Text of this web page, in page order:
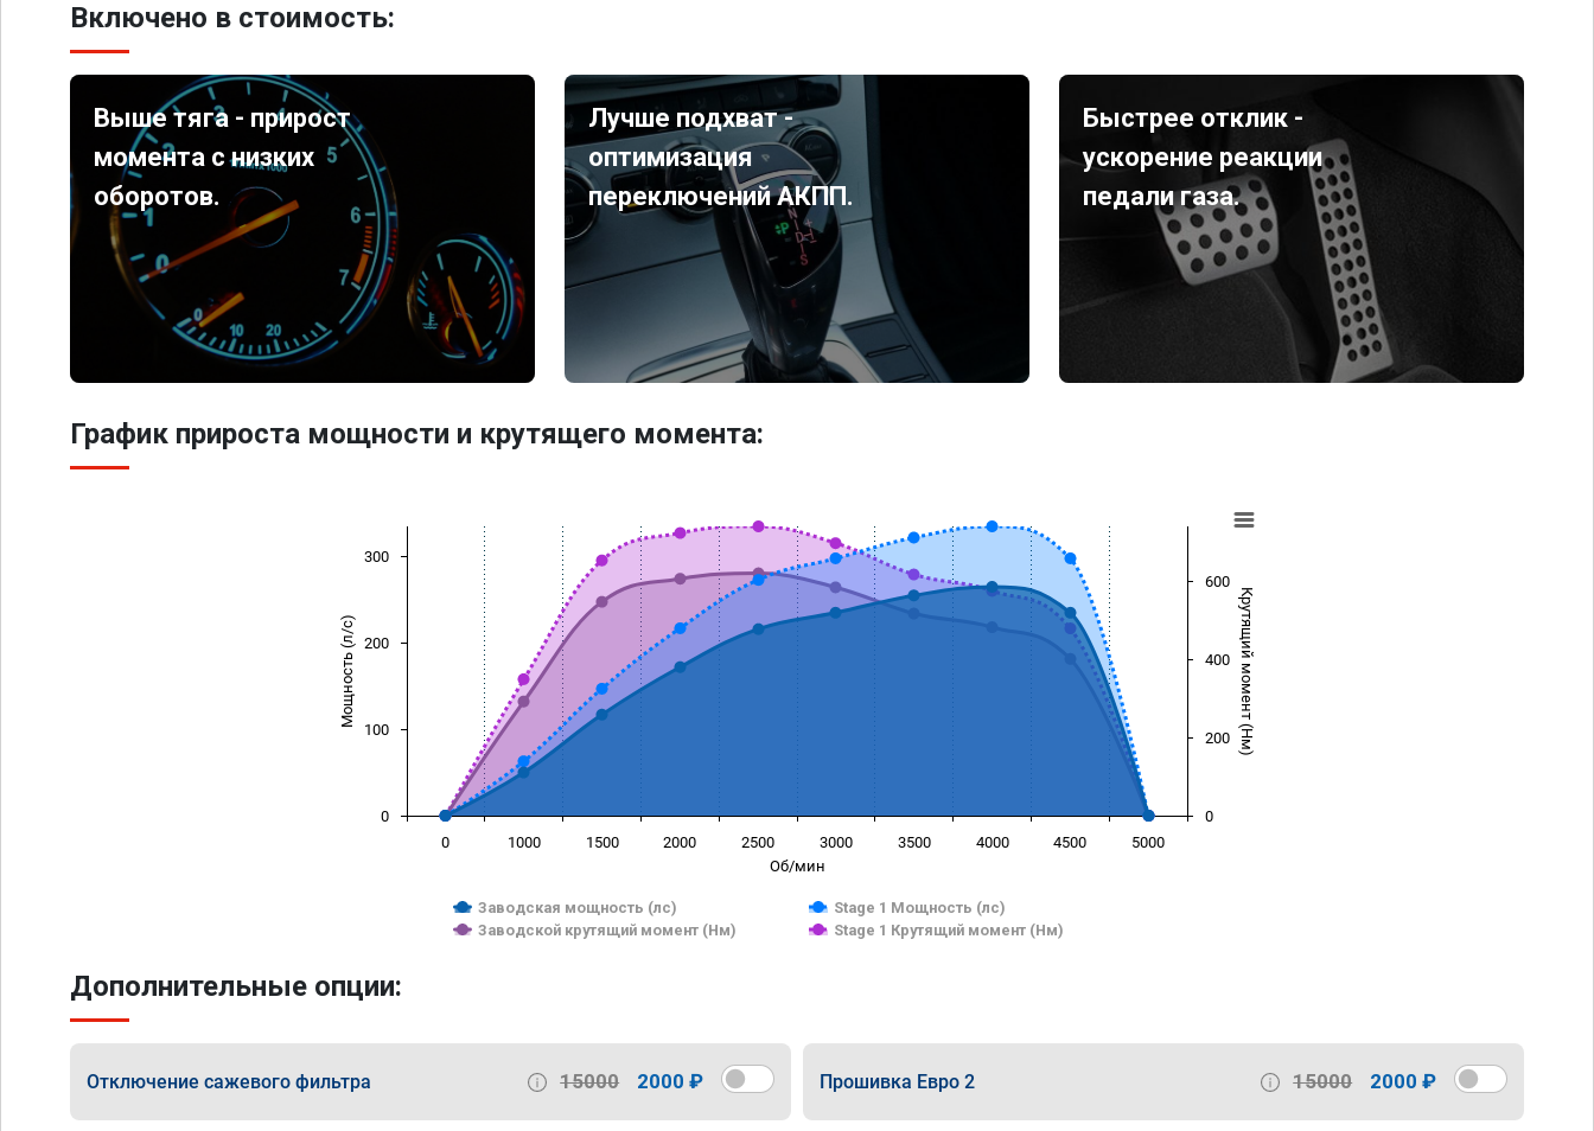
Включено в стоимость:
Выше тяга - прирост
момента с низких
оборотов.
Лучше подхват -
оптимизация
переключений АКПП.
Быстрее отклик -
ускорение реакции
педали газа.
График прироста мощности и крутящего момента:
Об/мин
Мощность (л/с) Крутящий момент (Нм)
Заводская мощность (лс)
Stage 1 Мощность (лс)
Заводской крутящий момент (Нм)
Stage 1 Крутящий момент (Нм)
0 1000 1500 2000 2500 3000 3500 4000 4500 5000
0
100
200
300
0
200
400
600
Дополнительные опции:
Отключение сажевого фильтра 15000 2000 ₽ Прошивка Евро 2 15000 2000 ₽